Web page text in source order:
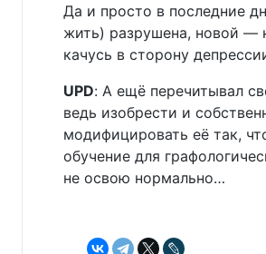
Да и просто в последние
жить) разрушена, новой —
качусь в сторону
UPD: А ещё перечитывал
ведь изобрести и
модифицировать её так,
обучение для
не освою нормально…